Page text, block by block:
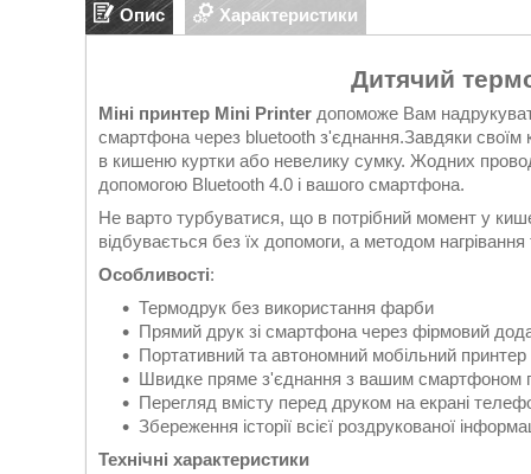
Опис Характеристики
Дитячий
Міні принтер Mini Printer допоможе Вам
смартфона через bluetooth з'єднання.Завдяки
в кишеню куртки або невелику сумку. Жодних
допомогою Bluetooth 4.0 і вашого смартфона.
Не варто турбуватися, що в потрібний момент у
відбувається без їх допомоги, а методом
Особливості:
Термодрук без використання фарби
Прямий друк зі смартфона через фірмовий
Портативний та автономний мобільний
Швидке пряме з'єднання з вашим смартфоном
Перегляд вмісту перед друком на екрані
Збереження історії всієї роздрукованої
Технічні характеристики